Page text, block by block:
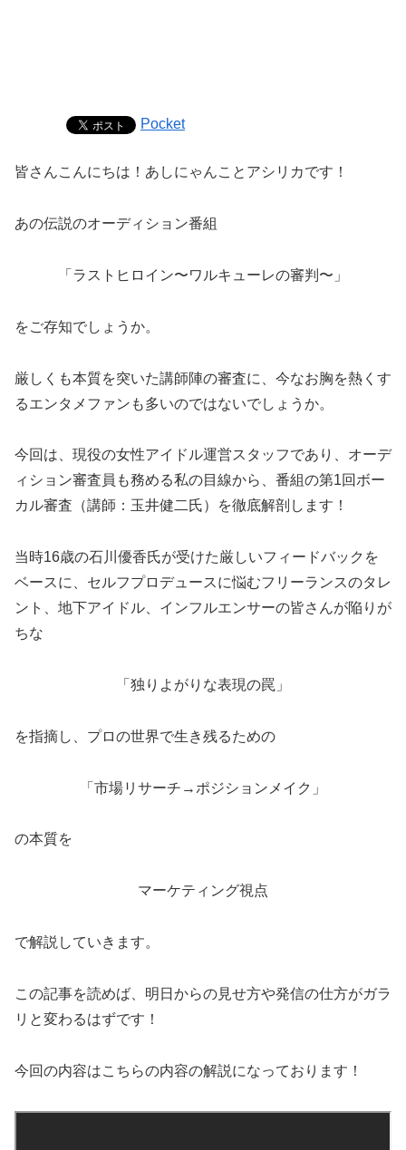
Pocket
皆さんこんにちは！あしにゃんことアシリカです！
あの伝説のオーディション番組
「ラストヒロイン〜ワルキューレの審判〜」
をご存知でしょうか。
厳しくも本質を突いた講師陣の審査に、今なお胸を熱くす
るエンタメファンも多いのではないでしょうか。
今回は、現役の女性アイドル運営スタッフであり、オーデ
ィション審査員も務める私の目線から、番組の第1回ボー
カル審査（講師：玉井健二氏）を徹底解剖します！
当時16歳の石川優香氏が受けた厳しいフィードバックを
ベースに、セルフプロデュースに悩むフリーランスのタレ
ント、地下アイドル、インフルエンサーの皆さんが陥りが
ちな
「独りよがりな表現の罠」
を指摘し、プロの世界で生き残るための
「市場リサーチ→ポジションメイク」
の本質を
マーケティング視点
で解説していきます。
この記事を読めば、明日からの見せ方や発信の仕方がガラ
リと変わるはずです！
今回の内容はこちらの内容の解説になっております！